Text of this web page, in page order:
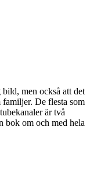
men också att det
De flesta som
är två
bok om och med hela